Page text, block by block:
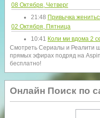
08 Октября, Четверг
21:48 Привычка
02 Октября, Пятница
10:41 Коли ми вдома 2
Смотреть Сериалы и Реалити
прямых эфирах подряд на
бесплатно!
Онлайн Поиск по